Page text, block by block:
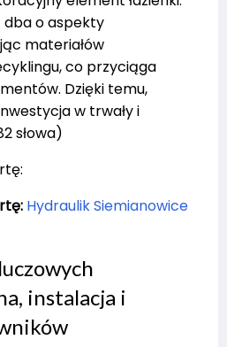
dba o aspekty
materiałów
co przyciąga
Dzięki temu,
w trwały i
słowa)
Hydraulik Siemianowice
instalacja i